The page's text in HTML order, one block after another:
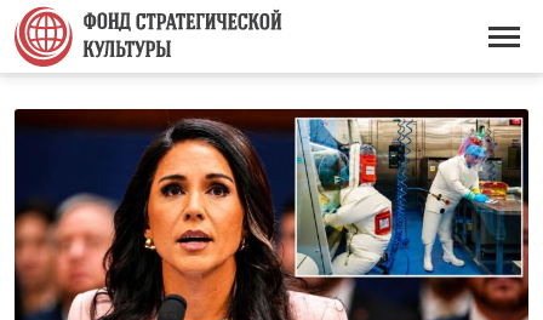
Перейти
основному
содержанию
Основная